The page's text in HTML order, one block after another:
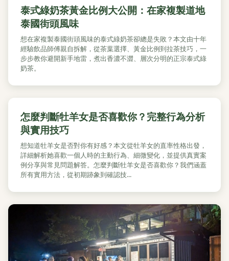
泰式綠奶茶黃金比例大公開：在家複製道地
泰國街頭風味
想在家複製泰國街頭風味的泰式綠奶茶卻總是失敗？本文由十年
經驗飲品師傅親自拆解，從茶葉選擇、黃金比例到拉茶技巧，一
步步教你避開新手地雷，煮出香濃不澀、層次分明的正宗泰式綠
奶茶。
怎麼判斷牡羊女是否喜歡你？完整行為分析
與實用技巧
想知道牡羊女是否對你有好感？本文從牡羊女的直率性格出發，
詳細解析她喜歡一個人時的主動行為、細微變化，並提供真實案
例分享與常見問題解答。怎麼判斷牡羊女是否喜歡你？我們涵蓋
所有實用方法，從初期跡象到確認技...